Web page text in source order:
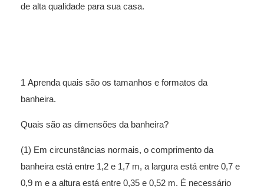
de alta qualidade para sua casa.
1 Aprenda quais são os tamanhos e formatos da
banheira.
Quais são as dimensões da banheira?
(1) Em circunstâncias normais, o comprimento da
banheira está entre 1,2 e 1,7 m, a largura está entre 0,7 e
0,9 m e a altura está entre 0,35 e 0,52 m. É necessário